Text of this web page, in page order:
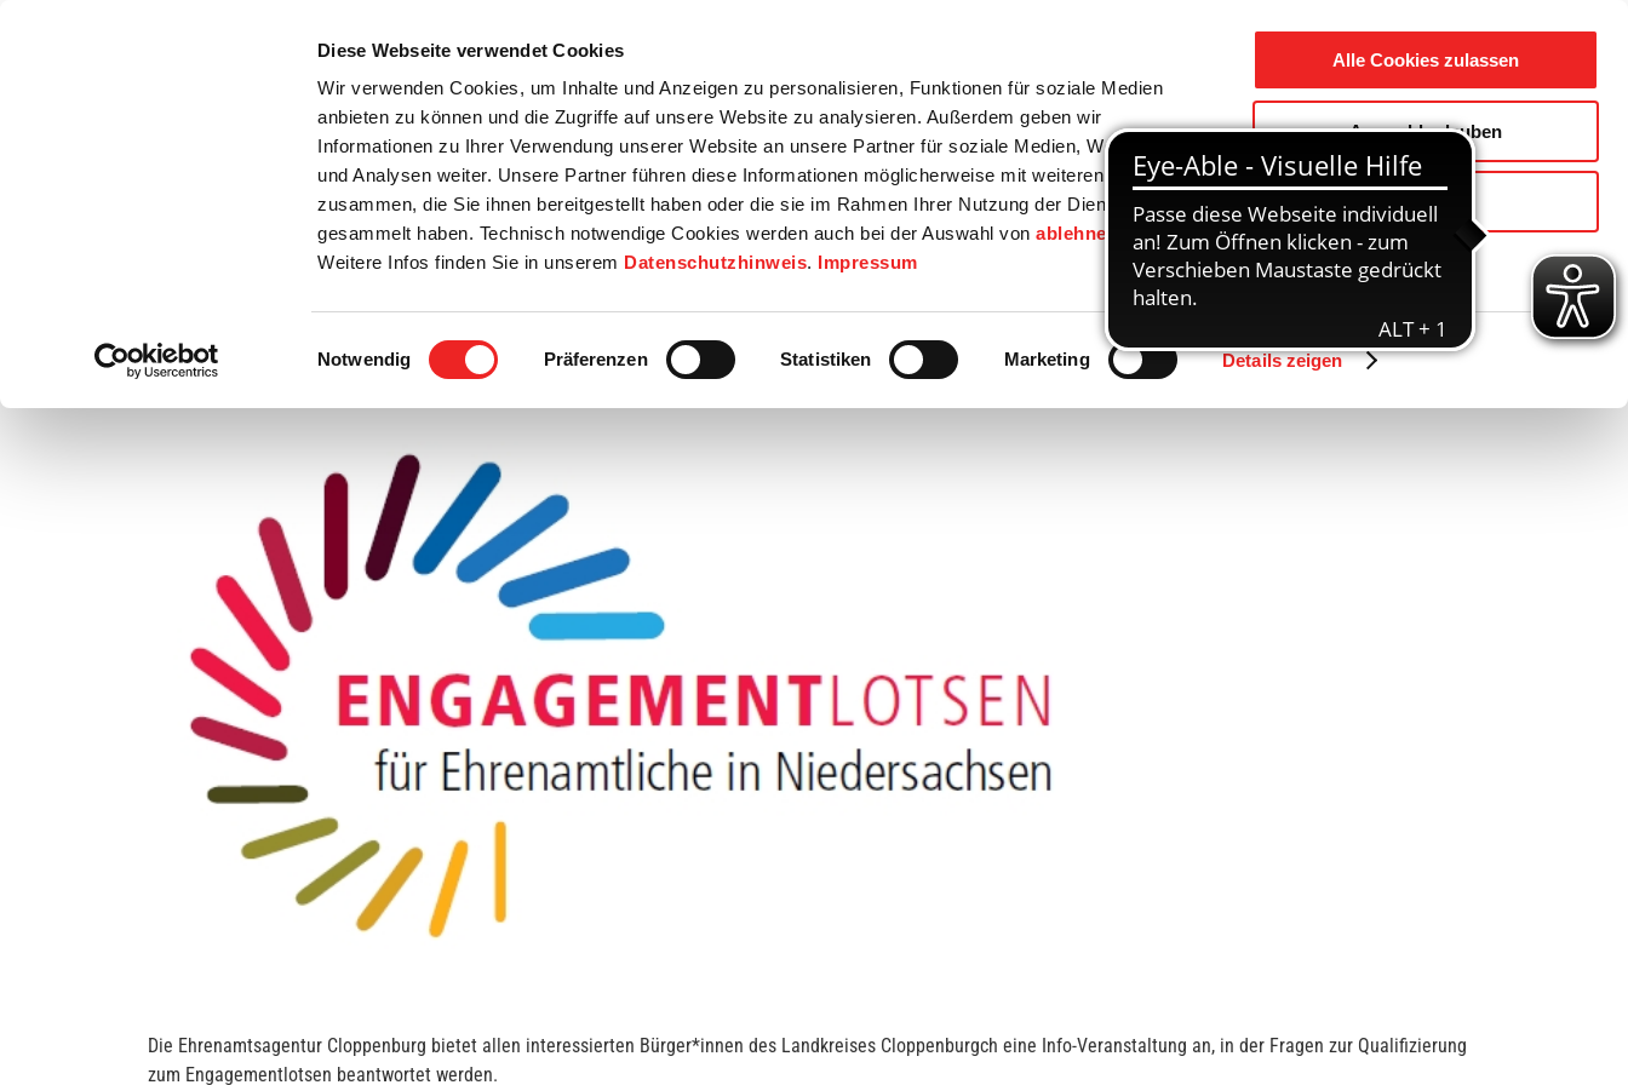
Diese Webseite verwendet Cookies
Wir verwenden Cookies, um Inhalte und Anzeigen zu personalisieren, Funktionen für soziale Medien
anbieten zu können und die Zugriffe auf unsere Website zu analysieren. Außerdem geben wir
Informationen zu Ihrer Verwendung unserer Website an unsere Partner für soziale Medien, Werbung
und Analysen weiter. Unsere Partner führen diese Informationen möglicherweise mit weiteren Daten
zusammen, die Sie ihnen bereitgestellt haben oder die sie im Rahmen Ihrer Nutzung der Dienste
gesammelt haben. Technisch notwendige Cookies werden auch bei der Auswahl vonablehnen
gesetzt.
Weitere Infos finden Sie in unserem Datenschutzhinweis. Impressum
Einwilligungsauswahl
Notwendig Präferenzen Statistiken Marketing Details zeigen
Alle Cookies zulassen
Auswahl erlauben
Ablehnen
Startseite
Bürgerservice Rats- / Bürgerinfo Wirtschaft / Wohnen Bildung / Soziales Touristik / Freizeit Gemeinde / Geschichte
Zurück
Info-Veranstaltung: Engagementlotsen für Ehrenamtliche in Niedersachsen
Die Ehrenamtsagentur Cloppenburg bietet allen interessierten Bürger*innen des Landkreises Cloppenburgch eine Info-Veranstaltung an, in der Fragen zur Qualifizierung
zum Engagementlotsen beantwortet werden.